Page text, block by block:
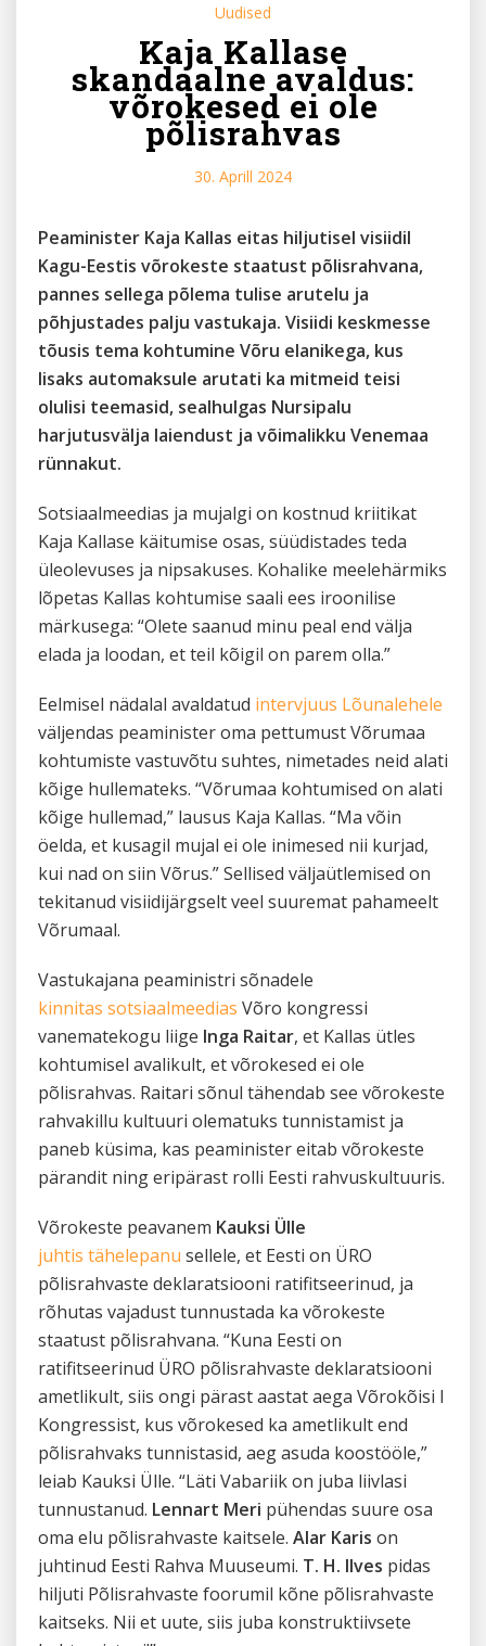
Uudised
Kaja Kallase
skandaalne avaldus:
võrokesed ei ole
põlisrahvas
30. Aprill 2024
Peaminister Kaja Kallas eitas hiljutisel visiidil
Kagu-Eestis võrokeste staatust põlisrahvana,
pannes sellega põlema tulise arutelu ja
põhjustades palju vastukaja. Visiidi keskmesse
tõusis tema kohtumine Võru elanikega, kus
lisaks automaksule arutati ka mitmeid teisi
olulisi teemasid, sealhulgas Nursipalu
harjutusvälja laiendust ja võimalikku Venemaa
rünnakut.
Sotsiaalmeedias ja mujalgi on kostnud kriitikat
Kaja Kallase käitumise osas, süüdistades teda
üleolevuses ja nipsakuses. Kohalike meelehärmiks
lõpetas Kallas kohtumise saali ees iroonilise
märkusega: “Olete saanud minu peal end välja
elada ja loodan, et teil kõigil on parem olla.”
Eelmisel nädalal avaldatud intervjuus Lõunalehele
väljendas peaminister oma pettumust Võrumaa
kohtumiste vastuvõtu suhtes, nimetades neid alati
kõige hullemateks. “Võrumaa kohtumised on alati
kõige hullemad,” lausus Kaja Kallas. “Ma võin
öelda, et kusagil mujal ei ole inimesed nii kurjad,
kui nad on siin Võrus.” Sellised väljaütlemised on
tekitanud visiidijärgselt veel suuremat pahameelt
Võrumaal.
Vastukajana peaministri sõnadele
kinnitas sotsiaalmeedias Võro kongressi
vanematekogu liige Inga Raitar, et Kallas ütles
kohtumisel avalikult, et võrokesed ei ole
põlisrahvas. Raitari sõnul tähendab see võrokeste
rahvakillu kultuuri olematuks tunnistamist ja
paneb küsima, kas peaminister eitab võrokeste
pärandit ning eripärast rolli Eesti rahvuskultuuris.
Võrokeste peavanem Kauksi Ülle
juhtis tähelepanu sellele, et Eesti on ÜRO
põlisrahvaste deklaratsiooni ratifitseerinud, ja
rõhutas vajadust tunnustada ka võrokeste
staatust põlisrahvana. “Kuna Eesti on
ratifitseerinud ÜRO põlisrahvaste deklaratsiooni
ametlikult, siis ongi pärast aastat aega Võrokõisi I
Kongressist, kus võrokesed ka ametlikult end
põlisrahvaks tunnistasid, aeg asuda koostööle,”
leiab Kauksi Ülle. “Läti Vabariik on juba liivlasi
tunnustanud. Lennart Meri pühendas suure osa
oma elu põlisrahvaste kaitsele. Alar Karis on
juhtinud Eesti Rahva Muuseumi. T. H. Ilves pidas
hiljuti Põlisrahvaste foorumil kõne põlisrahvaste
kaitseks. Nii et uute, siis juba konstruktiivsete